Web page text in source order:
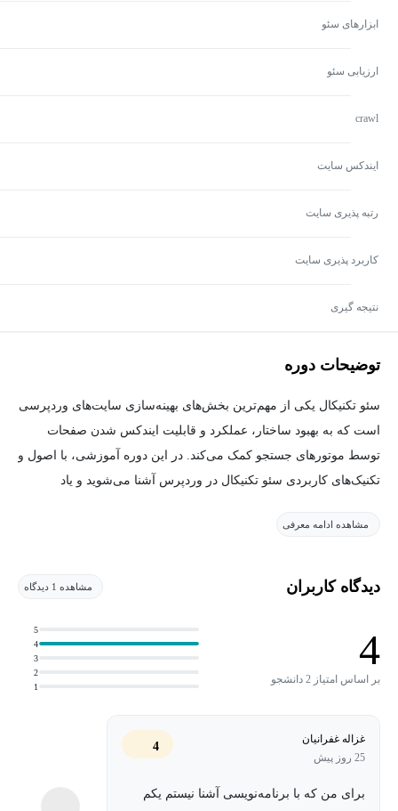
ابزارهای سئو
ارزیابی سئو
ایندکس سایت
رتبه پذیری سایت
کاربرد پذیری سایت
نتیجه گیری
توضیحات دوره
سئو تکنیکال یکی از مهم‌ترین بخش‌های بهینه‌سازی سایت‌های وردپرسی
است که به بهبود ساختار، عملکرد و قابلیت ایندکس شدن صفحات
توسط موتورهای جستجو کمک می‌کند. در این دوره آموزشی، با اصول و
تکنیک‌های کاربردی سئو تکنیکال در وردپرس آشنا می‌شوید و یاد
نتایج جستجو بهینه کنید.
در طول دوره، مباحثی مانند بهینه‌سازی ساختار سایت، افزایش سرعت
بارگذاری صفحات، بهبود تجربه کاربری، مدیریت صحیح فایل‌های
رسانه‌ای، سازگاری با دستگاه‌های موبایل و رفع مشکلات فنی رایج در
وردپرس بررسی می‌شود. همچنین با ابزارها و افزونه‌های تخصصی سئو
این آموزش به شما کمک می‌کند فراتر از بهینه‌سازی محتوا و کلمات
را در موتورهای جستجو افزایش دهید.
مشاهده ادامه معرفی
دیدگاه کاربران مشاهده 1 دیدگاه
4
بر اساس امتیاز 2 دانشجو
1
2
3
4
5
غزاله غفرانیان
25 روز پیش
4
برای من که با برنامه‌نویسی آشنا نیستم یکم